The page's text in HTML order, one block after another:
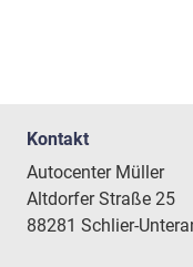
Kontakt
Autocenter Müller
Altdorfer Straße 25
88281 Schlier-